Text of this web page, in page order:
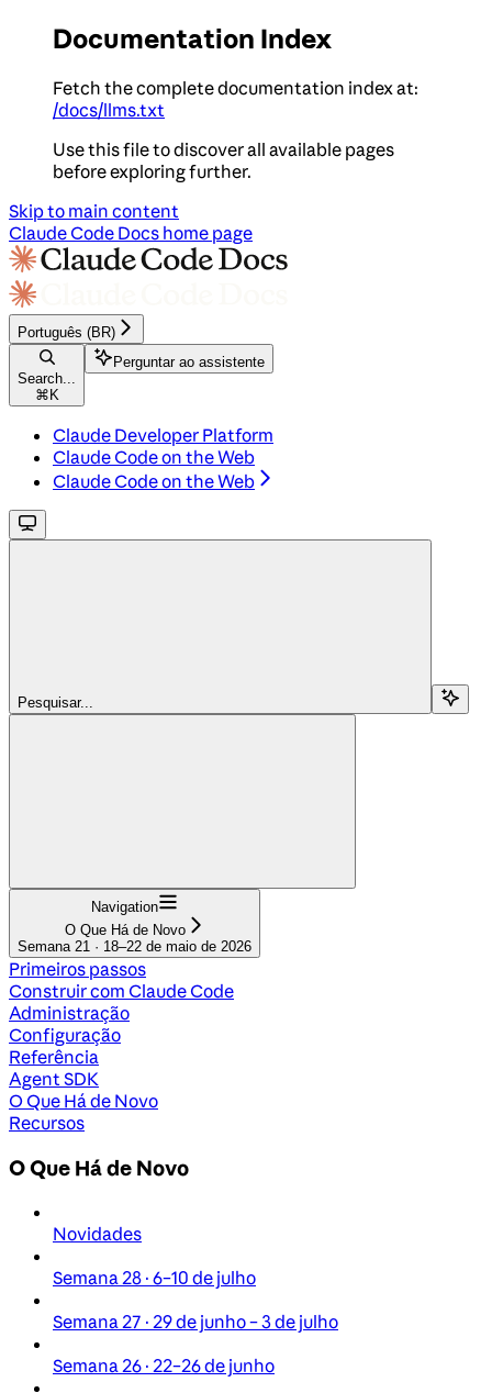
Documentation Index
Fetch the complete documentation index at:
/docs/llms.txt
Use this file to discover all available pages
before exploring further.
Skip to main content
Claude Code Docs home page
Português (BR)
Search...
⌘ K
Perguntar ao assistente
Claude Developer Platform
Claude Code on the Web
Claude Code on the Web
Pesquisar...
Navigation
O Que Há de Novo
Semana 21 · 18–22 de maio de 2026
Primeiros passos
Construir com Claude Code
Administração
Configuração
Referência
Agent SDK
O Que Há de Novo
Recursos
O Que Há de Novo
Novidades
Semana 28 · 6–10 de julho
Semana 27 · 29 de junho – 3 de julho
Semana 26 · 22–26 de junho